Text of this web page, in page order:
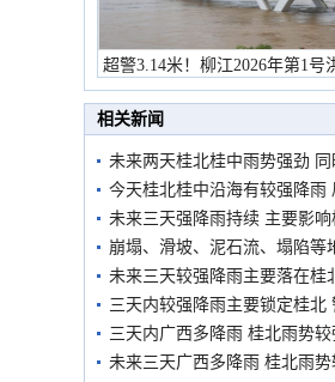
超警3.14米！柳江2026年第1号
市民在堤岸见证汛况
相关新闻
未来两天桂北桂中雨势强劲
今天桂北桂中沿海有较强降雨
未来三天强降雨持续 主要影响
崩塌、滑坡、泥石流、塌陷
未来三天较强降雨主要落在桂
三天内较强降雨主要锁定桂北
三天内广西多降雨 桂北雨势
未来三天广西多降雨 桂北雨